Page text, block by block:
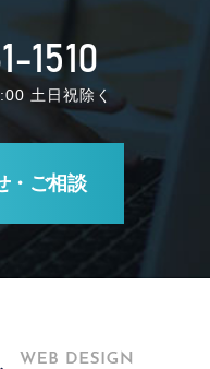
1510
土日祝除く
・ご相談